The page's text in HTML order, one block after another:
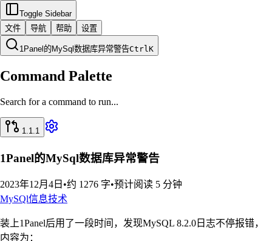
Toggle Sidebar
文件
导航 帮助 设置
1Panel的MySql数据库异常警告CtrlK
Command Palette
Search for a command to run...
1.1.1
1Panel的MySql数据库异常警告
2023年12月4日 •约 1276 字•预计阅读 5 分钟
MySQl信息技术
装上1Panel后用了一段时间，发现MySQL 8.2.0日志不停报错，
内容为：